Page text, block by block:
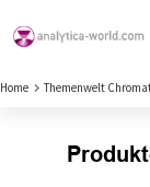
Home Themenwelt